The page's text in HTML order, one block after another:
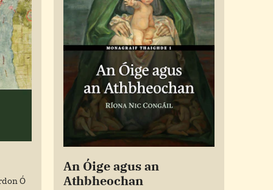
Ó
An Óige agus an
Athbheochan